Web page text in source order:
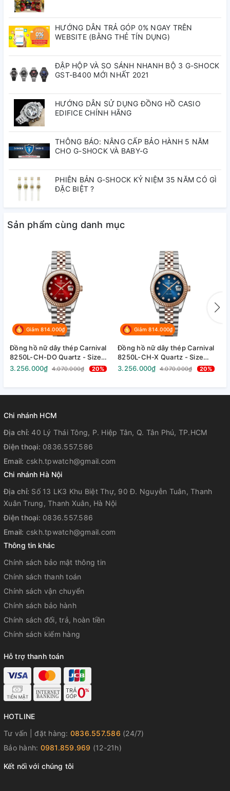
THÔNG SỐ KỸ THUẬT
Thương hiệu:
Đăng ký Tại: Thụy Sỹ
Loại máy: Máy pin (Quartz)
Kiểu dáng: Nữ
Thép không gỉ 316L
Thép không gỉ 316L
Đường kính:
Độ chịu nước: 3 ATM
– Hộp CARNIVAL chính hãng
– Thẻ Cứng CARNIVAL
Bảo Hành
HƯỚNG DẪN TRẢ GÓP 0% NGAY TRÊN
WEBSITE (BẰNG THẺ TÍN DỤNG)
ĐẬP HỘP VÀ SO SÁNH NHANH BỘ 3 G-SHOCK
GST-B400 MỚI NHẤT 2021
HƯỚNG DẪN SỬ DỤNG ĐỒNG HỒ CASIO
EDIFICE CHÍNH HÃNG
THÔNG BÁO: NÂNG CẤP BẢO HÀNH 5 NĂM
CHO G-SHOCK VÀ BABY-G
PHIÊN BẢN G-SHOCK KỶ NIỆM 35 NĂM CÓ GÌ
ĐẶC BIỆT ?
Sản phẩm cùng danh mục
Giảm 814.000₫
Đồng hồ nữ dây thép Carnival
8250L-CH-DO Quartz - Size
30mm - Kính Sapphire - Chống
3.256.000₫ 4.070.000₫ 20%
Giảm 814.000₫
Đồng hồ nữ dây thép Carnival
8250L-CH-X Quartz - Size
30mm - Kính Sapphire - Chống
3.256.000₫ 4.070.000₫ 20%
Chi nhánh HCM
Địa chỉ: 40 Lý Thái Tông, P. Hiệp Tân, Q. Tân Phú, TP.HCM
Điện thoại: 0836.557.586
Email: cskh.tpwatch@gmail.com
Chi nhánh Hà Nội
Địa chỉ: Số 13 LK3 Khu Biệt Thự, 90 Đ. Nguyễn Tuân, Thanh
Xuân Trung, Thanh Xuân, Hà Nội
Điện thoại: 0836.557.586
Email: cskh.tpwatch@gmail.com
Thông tin khác
Chính sách bảo mật thông tin
Chính sách thanh toán
Chính sách vận chuyển
Chính sách bảo hành
Chính sách đổi, trả, hoàn tiền
Chính sách kiểm hàng
Hỗ trợ thanh toán
HOTLINE
Tư vấn | đặt hàng: 0836.557.586 (24/7)
Bảo hành: 0981.859.969 (12-21h)
Kết nối với chúng tôi